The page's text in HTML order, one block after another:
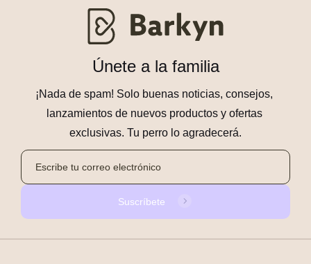
Únete a la familia
¡Nada de spam! Solo buenas noticias, consejos,
lanzamientos de nuevos productos y ofertas
exclusivas. Tu perro lo agradecerá.
Suscríbete